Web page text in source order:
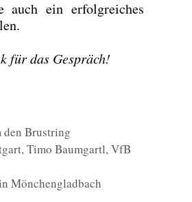
auch ein erfolg­rei­ches
für das Gespräch!
den Brustring
,Timo Baumgartl,VfB
Mönchengladbach